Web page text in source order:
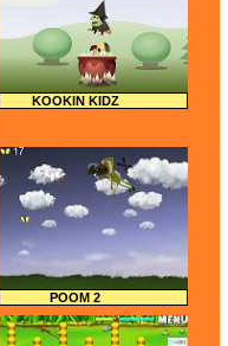
KOOKIN KIDZ
POOM 2